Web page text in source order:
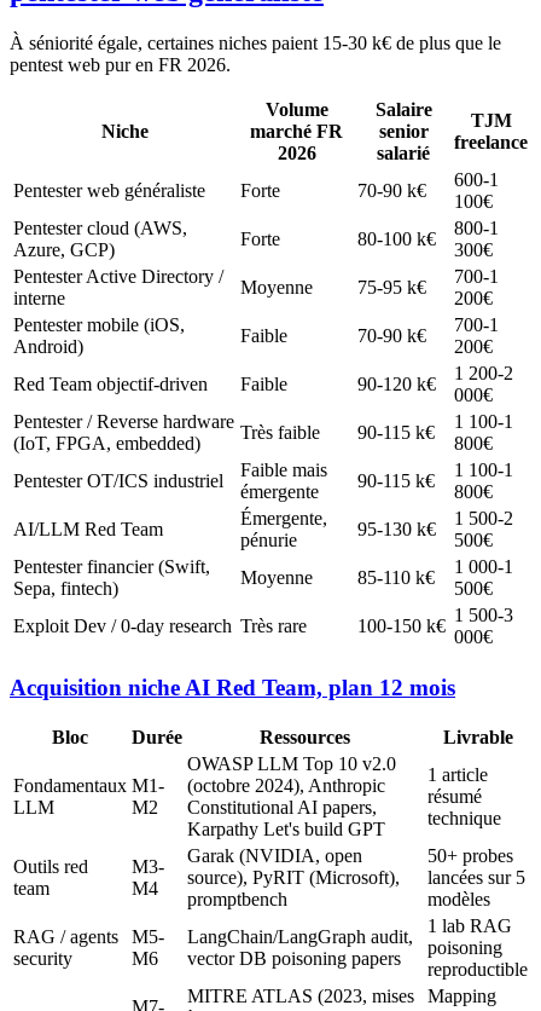
À séniorité égale, certaines niches paient 15-30 k€ de plus que le
pentest web pur en FR 2026.
Niche
Volume
marché FR
2026
Salaire
senior
salarié
TJM
freelance
Pentester web généraliste Forte 70-90 k€
600-1
100€
Pentester cloud (AWS,
Azure, GCP)
Forte 80-100 k€
800-1
300€
Pentester Active Directory /
interne
Moyenne 75-95 k€
700-1
200€
Pentester mobile (iOS,
Android)
Faible 70-90 k€
700-1
200€
Red Team objectif-driven
Faible 90-120 k€
1 200-2
000€
Pentester / Reverse hardware
(IoT, FPGA, embedded)
Très faible 90-115 k€
1 100-1
800€
Pentester OT/ICS industriel
Faible mais
émergente
90-115 k€
1 100-1
800€
AI/LLM Red Team
Émergente,
pénurie
95-130 k€
1 500-2
500€
Pentester financier (Swift,
Sepa, fintech)
Moyenne 85-110 k€
1 000-1
500€
Exploit Dev / 0-day research Très rare 100-150 k€
1 500-3
000€
Acquisition niche AI Red Team, plan 12 mois
Bloc Durée Ressources Livrable
Fondamentaux
LLM
M1-
M2
OWASP LLM Top 10 v2.0
(octobre 2024), Anthropic
Constitutional AI papers,
Karpathy Let's build GPT
1 article
résumé
technique
Outils red
team
M3-
M4
Garak (NVIDIA, open
source), PyRIT (Microsoft),
promptbench
50+ probes
lancées sur 5
modèles
RAG / agents
security
M5-
M6
LangChain/LangGraph audit,
vector DB poisoning papers
1 lab RAG
poisoning
reproductible
MITRE ATLAS (2023, mises
Mapping